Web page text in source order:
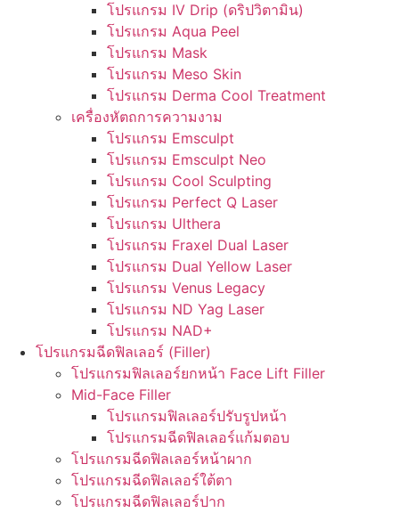
โปรแกรม IV Drip (ดริปวิตามิน)
โปรแกรม Aqua Peel
โปรแกรม Mask
โปรแกรม Meso Skin
โปรแกรม Derma Cool Treatment
เครื่องหัตถการความงาม
โปรแกรม Emsculpt
โปรแกรม Emsculpt Neo
โปรแกรม Cool Sculpting
โปรแกรม Perfect Q Laser
โปรแกรม Ulthera
โปรแกรม Fraxel Dual Laser
โปรแกรม Dual Yellow Laser
โปรแกรม Venus Legacy
โปรแกรม ND Yag Laser
โปรแกรม NAD+
โปรแกรมฉีดฟิลเลอร์ (Filler)
โปรแกรมฟิลเลอร์ยกหน้า Face Lift Filler
Mid-Face Filler
โปรแกรมฟิลเลอร์ปรับรูปหน้า
โปรแกรมฉีดฟิลเลอร์แก้มตอบ
โปรแกรมฉีดฟิลเลอร์หน้าผาก
โปรแกรมฉีดฟิลเลอร์ใต้ตา
โปรแกรมฉีดฟิลเลอร์ปาก